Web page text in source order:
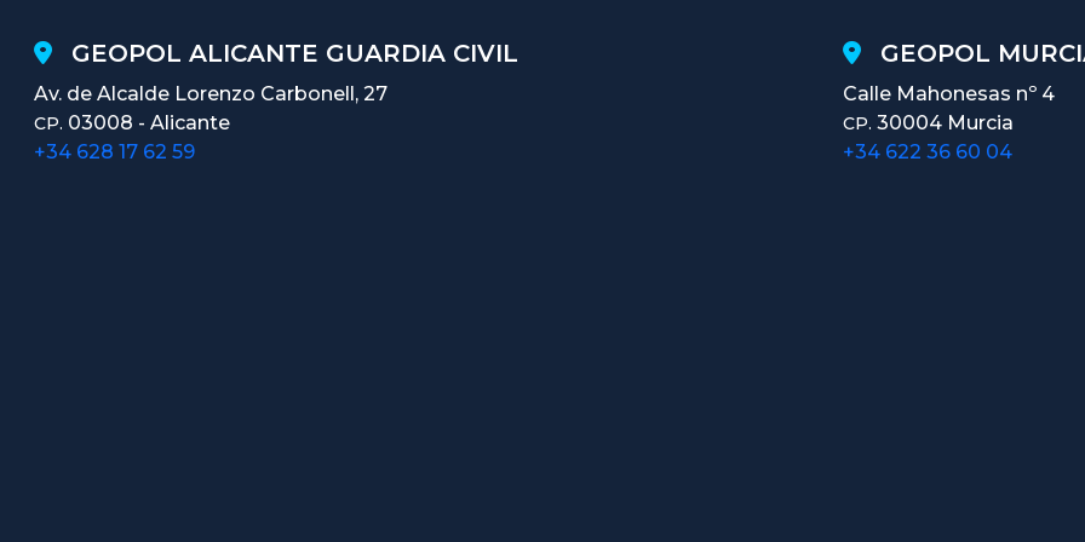
GEOPOL ALICANTE GUARDIA CIVIL
Av. de Alcalde Lorenzo Carbonell, 27
CP. 03008 - Alicante
+34 628 17 62 59
GEOPOL
Calle Mahonesas nº 4
CP. 30004 Murcia
+34 622 36 60 04